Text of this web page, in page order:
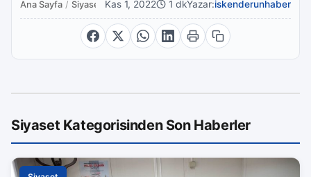
Ana Sayfa / Siyaset Kas 1, 2022 1 dkYazar:iskenderunhaber
Siyaset Kategorisinden Son Haberler